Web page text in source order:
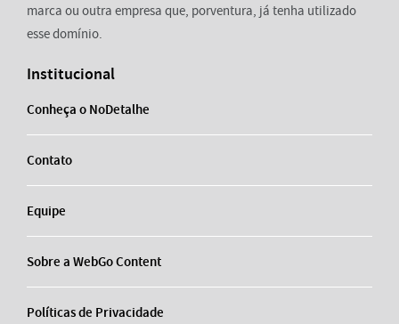
marca ou outra empresa que, porventura, já tenha utilizado
esse domínio.
Institucional
Conheça o NoDetalhe
Contato
Equipe
Sobre a WebGo Content
Políticas de Privacidade